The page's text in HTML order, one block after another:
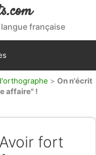
française
> On n'écrit
affaire" !
fort